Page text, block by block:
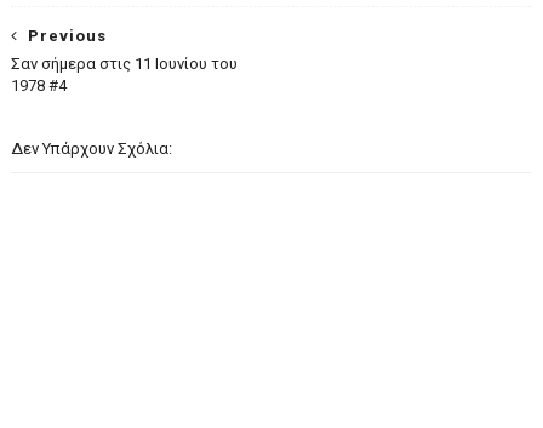
Previous
Σαν σήμερα στις 11 Ιουνίου του
1978 #4
Δεν Υπάρχουν Σχόλια: